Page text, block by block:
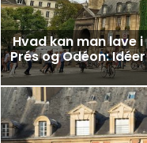
Hvad kan man lave
Prés og Odéon: